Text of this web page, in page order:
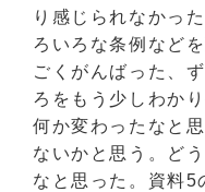
り感じられなかっ
ろいろな条例など
ごくがんばった、
ろをもう少しわか
何か変わったなと
ないかと思う。ど
なと思った。資料5